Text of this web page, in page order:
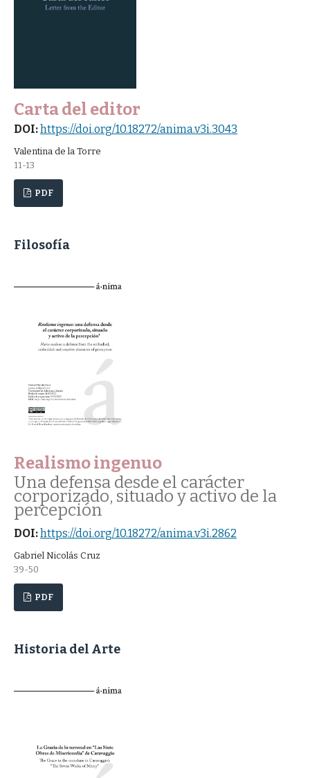
Carta del editor
DOI:https://doi.org/10.18272/anima.v3i.3043
Valentina de la Torre
11-13
PDF
Filosofía
Realismo ingenuo
Una defensa desde el carácter
corporizado, situado y activo de la
percepción
DOI:https://doi.org/10.18272/anima.v3i.2862
Gabriel Nicolás Cruz
39-50
PDF
Historia del Arte